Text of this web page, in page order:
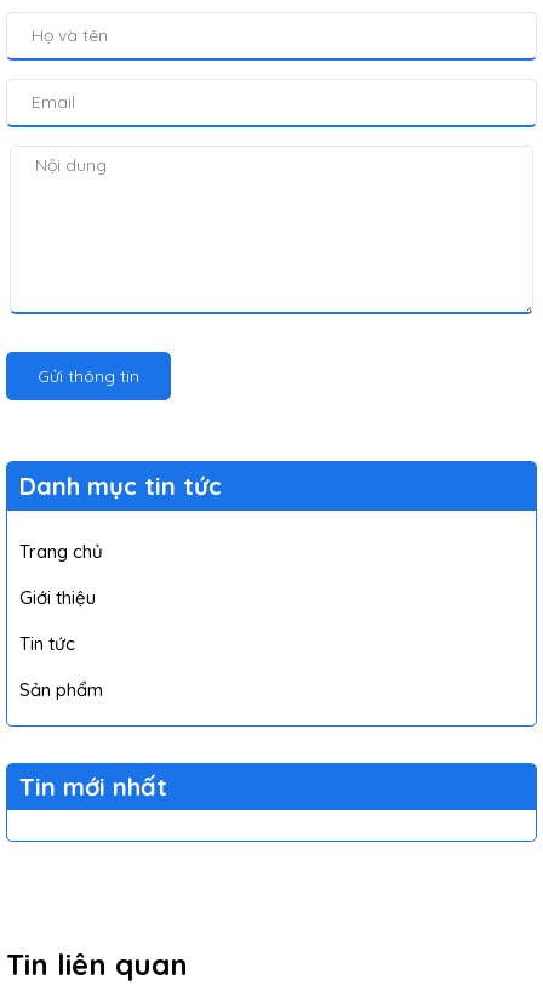
Gửi thông tin
Danh mục tin tức
Trang chủ
Giới thiệu
Tin tức
Sản phẩm
Tin mới nhất
Tin liên quan